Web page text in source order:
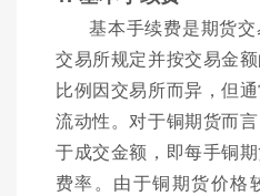
基本手续费是期货
交易所规定并按交易金
比例因交易所而异，但
流动性。对于铜期货而
于成交金额，即每手铜
费率。由于铜期货价格